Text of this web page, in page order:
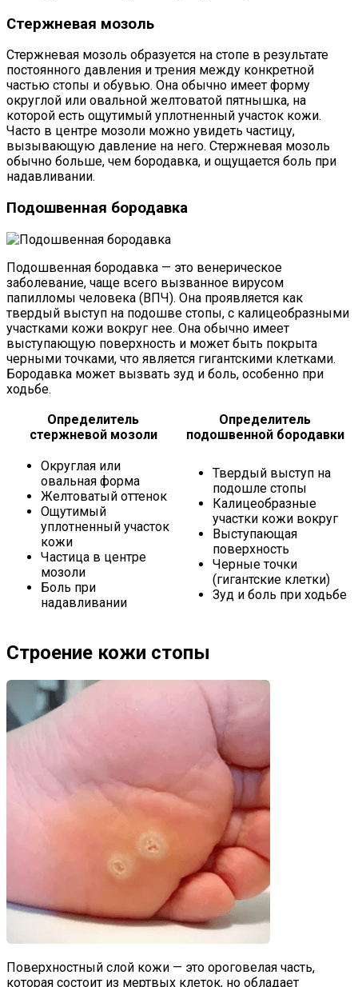
Стержневая мозоль
Стержневая мозоль образуется на стопе в результате
постоянного давления и трения между конкретной
частью стопы и обувью. Она обычно имеет форму
округлой или овальной желтоватой пятнышка, на
которой есть ощутимый уплотненный участок кожи.
Часто в центре мозоли можно увидеть частицу,
вызывающую давление на него. Стержневая мозоль
обычно больше, чем бородавка, и ощущается боль при
надавливании.
Подошвенная бородавка
Подошвенная бородавка — это венерическое
заболевание, чаще всего вызванное вирусом
папилломы человека (ВПЧ). Она проявляется как
твердый выступ на подошве стопы, с калицеобразными
участками кожи вокруг нее. Она обычно имеет
выступающую поверхность и может быть покрыта
черными точками, что является гигантскими клетками.
Бородавка может вызвать зуд и боль, особенно при
ходьбе.
Определитель
стержневой мозоли
Определитель
подошвенной бородавки
Округлая или
овальная форма
Желтоватый оттенок
Ощутимый
уплотненный участок
кожи
Частица в центре
мозоли
Боль при
надавливании
Твердый выступ на
подошле стопы
Калицеобразные
участки кожи вокруг
Выступающая
поверхность
Черные точки
(гигантские клетки)
Зуд и боль при ходьбе
Строение кожи стопы
Поверхностный слой кожи — это ороговелая часть,
которая состоит из мертвых клеток, но обладает